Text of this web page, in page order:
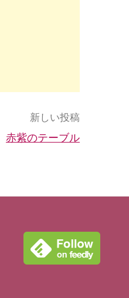
新しい投稿
赤紫のテーブル